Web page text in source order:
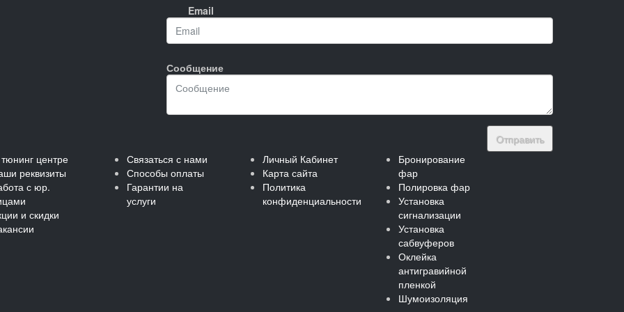
Email
Сообщение
Отправить
центре
реквизиты
с юр.
и скидки
Связаться с нами
Способы оплаты
Гарантии на
услуги
Личный Кабинет
Карта сайта
Политика
конфиденциальности
Бронирование
фар
Полировка фар
Установка
сигнализации
Установка
сабвуферов
Оклейка
антигравийной
пленкой
Шумоизоляция